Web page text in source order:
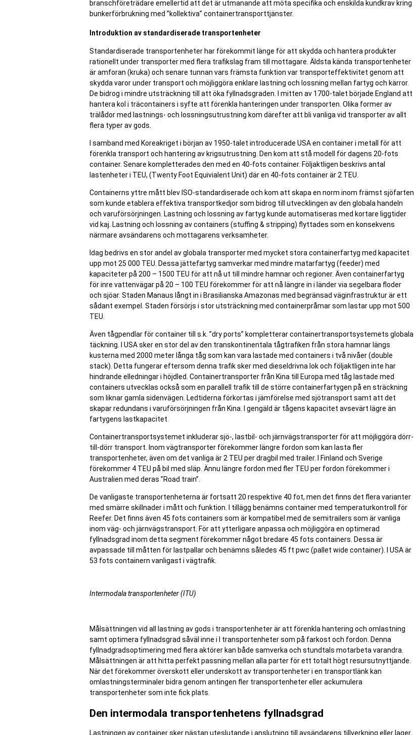
branschföreträdare emellertid att det är utmanande att möta specifika och enskilda kundkrav kring
bunkerförbrukning med ”kollektiva” containertransporttjänster.
Introduktion av standardiserade transportenheter
Standardiserade transportenheter har förekommit länge för att skydda och hantera produkter
rationellt under transporter med flera trafikslag fram till mottagare. Äldsta kända transportenheter
är amforan (kruka) och senare tunnan vars främsta funktion var transporteffektivitet genom att
skydda varor under transport och möjliggöra enklare lastning och lossning mellan fartyg och kärror.
De bidrog i mindre utsträckning till att öka fyllnadsgraden. I mitten av 1700-talet började England att
hantera kol i träcontainers i syfte att förenkla hanteringen under transporten. Olika former av
trälådor med lastnings- och lossningsutrustning kom därefter att bli vanliga vid transporter av allt
flera typer av gods.
I samband med Koreakriget i början av 1950-talet introducerade USA en container i metall för att
förenkla transport och hantering av krigsutrustning. Den kom att stå modell för dagens 20-fots
container. Senare kompletterades den med en 40-fots container. Följaktligen beskrivs antal
lastenheter i TEU, (Twenty Foot Equivialent Unit) där en 40-fots container är 2 TEU.
Containerns yttre mått blev ISO-standardiserade och kom att skapa en norm inom främst sjöfarten
som kunde etablera effektiva transportkedjor som bidrog till utvecklingen av den globala handeln
och varuförsörjningen. Lastning och lossning av fartyg kunde automatiseras med kortare liggtider
vid kaj. Lastning och lossning av containers (stuffing & stripping) flyttades som en konsekvens
närmare avsändarens och mottagarens verksamheter.
Idag bedrivs en stor andel av globala transporter med mycket stora containerfartyg med kapacitet
upp mot 25 000 TEU. Dessa jättefartyg samverkar med mindre matarfartyg (feeder) med
kapaciteter på 200 – 1500 TEU för att nå ut till mindre hamnar och regioner. Även containerfartyg
för inre vattenvägar på 20 – 100 TEU förekommer för att nå längre in i länder via segelbara floder
och sjöar. Staden Manaus långt in i Brasilianska Amazonas med begränsad väginfrastruktur är ett
sådant exempel. Staden försörjs i stor utsträckning med containerpråmar som lastar upp mot 500
TEU.
Även tågpendlar för container till s.k. ”dry ports” kompletterar containertransportsystemets globala
täckning. I USA sker en stor del av den transkontinentala tågtrafiken från stora hamnar längs
kusterna med 2000 meter långa tåg som kan vara lastade med containers i två nivåer (double
stack). Detta fungerar eftersom denna trafik sker med dieseldrivna lok och följaktligen inte har
hindrande elledningar i höjdled. Containertransporter från Kina till Europa med tåg lastade med
containers utvecklas också som en parallell trafik till de större containerfartygen på en sträckning
som liknar gamla sidenvägen. Ledtiderna förkortas i jämförelse med sjötransport samt att det
skapar redundans i varuförsörjningen från Kina. I gengäld är tågens kapacitet avsevärt lägre än
fartygens lastkapacitet.
Containertransportsystemet inkluderar sjö-, lastbil- och järnvägstransporter för att möjliggöra dörr-
till-dörr transport. Inom vägtransporter förekommer längre fordon som kan lasta fler
transportenheter, även om det vanliga är 2 TEU per dragbil med trailer. I Finland och Sverige
förekommer 4 TEU på bil med släp. Ännu längre fordon med fler TEU per fordon förekommer i
Australien med deras ”Road train”.
De vanligaste transportenheterna är fortsatt 20 respektive 40 fot, men det finns det flera varianter
med smärre skillnader i mått och funktion. I tillägg benämns container med temperaturkontroll för
Reefer. Det finns även 45 fots containers som är kompatibel med de semitrailers som är vanliga
inom väg- och järnvägstransport. För att ytterligare anpassa och möjliggöra en optimerad
fyllnadsgrad inom detta segment förekommer något bredare 45 fots containers. Dessa är
avpassade till måtten för lastpallar och benämns således 45 ft pwc (pallet wide container). I USA är
53 fots containern vanligast i vägtrafik.
Intermodala transportenheter (ITU)
Målsättningen vid all lastning av gods i transportenheter är att förenkla hantering och omlastning
samt optimera fyllnadsgrad såväl inne i l transportenheter som på farkost och fordon. Denna
fyllnadgradsoptimering med flera aktörer kan både samverka och stundtals motarbeta varandra.
Målsättningen är att hitta perfekt passning mellan alla parter för ett totalt högt resursutnyttjande.
När det förekommer överskott eller underskott av transportenheter i en transportlänk kan
omlastningsterminaler bidra genom antingen fler transportenheter eller ackumulera
transportenheter som inte fick plats.
Den intermodala transportenhetens fyllnadsgrad
Lastningen av container sker nästan uteslutande i anslutning till avsändarens tillverkning eller lager.